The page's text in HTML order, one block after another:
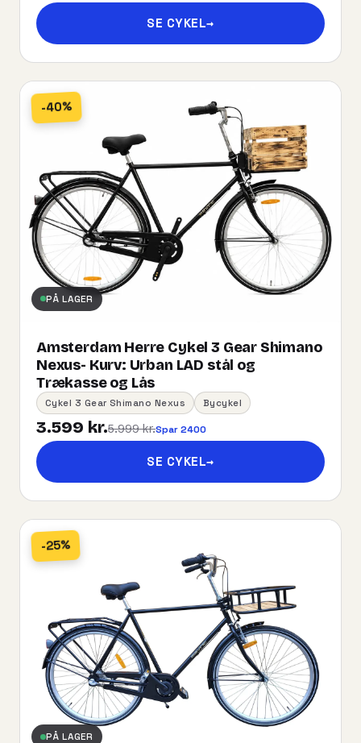
SE CYKEL→
-40%
PÅ LAGER
Amsterdam Herre Cykel 3 Gear Shimano
Nexus- Kurv:​ ​Urban​ ​LAD​ ​stål og
Trækasse og Lås
Cykel 3 Gear Shimano Nexus Bycykel
3.599 kr.5.999 kr.Spar 2400
SE CYKEL→
-25%
PÅ LAGER